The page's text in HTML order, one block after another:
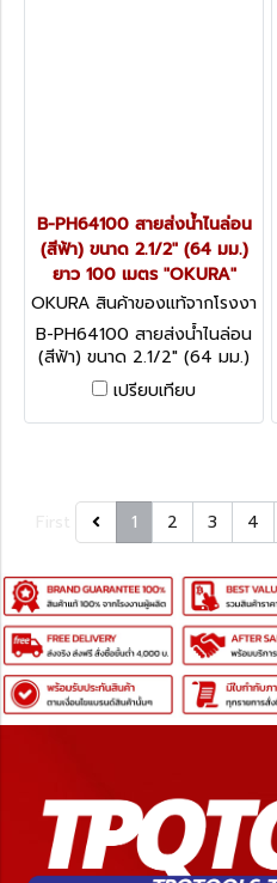
B-PH64100 สายส่งน้ำไนล่อน
(สีฟ้า) ขนาด 2.1/2" (64 มม.)
ยาว 100 เมตร "OKURA"
OKURA สินค้าของแท้จากโรงงา
นผู้ผลิต B-PH64100
B-PH64100 สายส่งน้ำไนล่อน
(สีฟ้า) ขนาด 2.1/2" (64 มม.)
ยาว 100 เมตร "OKURA"
เปรียบเทียบ
1 2 3 4